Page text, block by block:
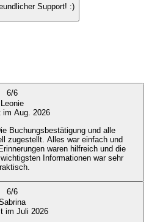
Support! :)
6/6
Leonie
im Aug. 2026
Buchungsbestätigung und alle
zugestellt. Alles war einfach und
waren hilfreich und die
Informationen war sehr
6/6
im Juli 2026